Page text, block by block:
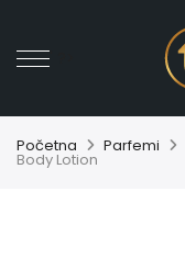
Početna Parfemi
Body Lotion